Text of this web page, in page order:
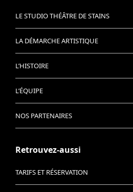
LE STUDIO THÉÂTRE DE STAINS
LA DÉMARCHE ARTISTIQUE
L’HISTOIRE
L’ÉQUIPE
NOS PARTENAIRES
Retrouvez-aussi
TARIFS ET RÉSERVATION